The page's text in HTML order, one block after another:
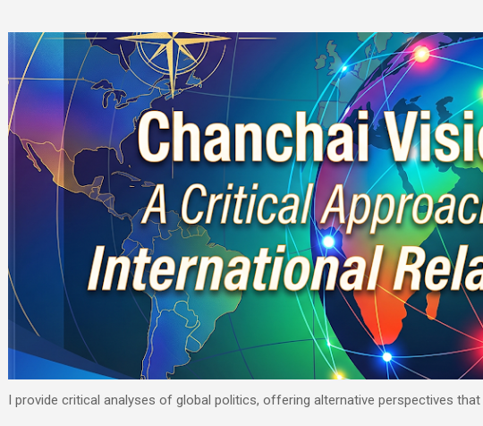
I provide critical analyses of global politics, offering alternative perspectives